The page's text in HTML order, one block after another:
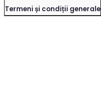
Termeni și condiții generale